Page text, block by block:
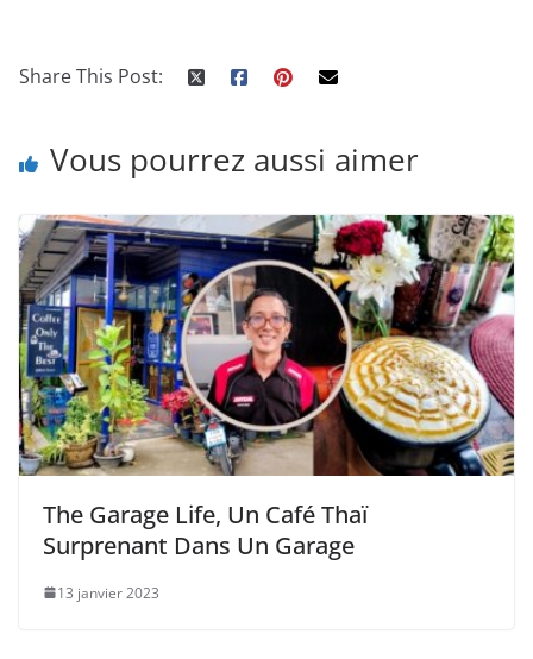
Share This Post:
Vous pourrez aussi aimer
The Garage Life, Un Café Thaï
Surprenant Dans Un Garage
13 janvier 2023